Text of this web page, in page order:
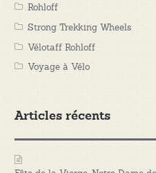
Rohloff
Strong Trekking Wheels
Vélotaff Rohloff
Voyage à Vélo
Articles récents